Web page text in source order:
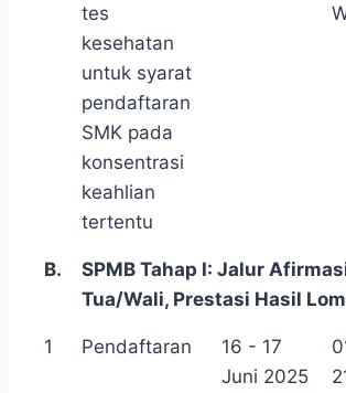
tes
kesehatan
untuk syarat
pendaftaran
SMK pada
konsentrasi
keahlian
tertentu
B.
SPMB Tahap I: Jalur
Tua/Wali, Prestasi Hasil
1 Pendaftaran
16 - 17
Juni 2025